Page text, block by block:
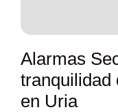
Alarmas
tranquilidad
en Uria